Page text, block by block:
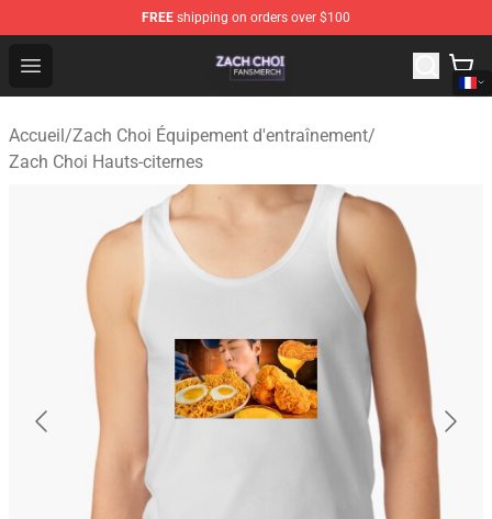
FREE shipping on orders over $100
Open menu
Zach Choi Shop - Official Zach Choi Merchandise Store
Accueil/Zach Choi Équipement d'entraînement/
Zach Choi Hauts-citernes